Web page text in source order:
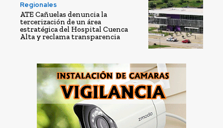
Regionales
ATE Cañuelas denuncia la
tercerización de un área
estratégica del Hospital Cuenca
Alta y reclama transparencia